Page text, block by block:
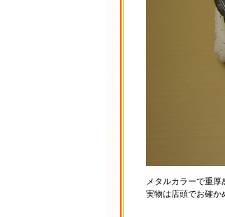
メタルカラーで重厚
実物は店頭でお確か